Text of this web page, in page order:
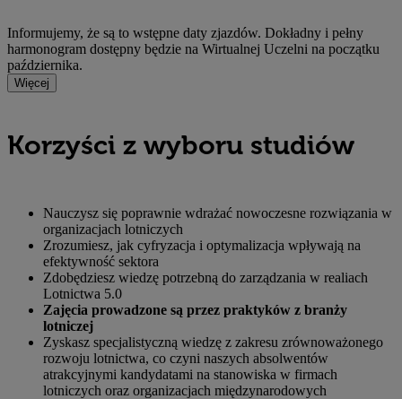
Informujemy, że są to wstępne daty zjazdów. Dokładny i pełny
harmonogram dostępny będzie na Wirtualnej Uczelni na początku
października.
Więcej
Korzyści z wyboru studiów
Nauczysz się poprawnie wdrażać nowoczesne rozwiązania w
organizacjach lotniczych
Zrozumiesz, jak cyfryzacja i optymalizacja wpływają na
efektywność sektora
Zdobędziesz wiedzę potrzebną do zarządzania w realiach
Lotnictwa 5.0
Zajęcia prowadzone są przez praktyków z branży
lotniczej
Zyskasz specjalistyczną wiedzę z zakresu zrównoważonego
rozwoju lotnictwa, co czyni naszych absolwentów
atrakcyjnymi kandydatami na stanowiska w firmach
lotniczych oraz organizacjach międzynarodowych